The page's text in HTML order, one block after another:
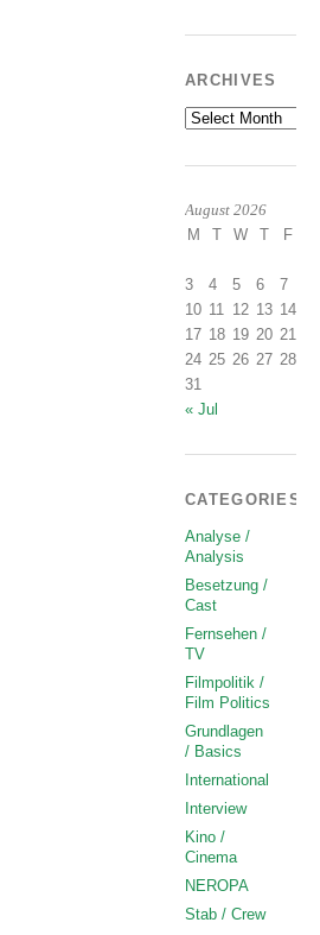
ARCHIVES
Archives
August 2026
M T W T F
3
4 5 6 7
10 11 12 13 14
17 18 19 20 21
24 25 26 27 28
31
« Jul
CATEGORIES
Analyse /
Analysis
Besetzung /
Cast
Fernsehen /
TV
Filmpolitik /
Film Politics
Grundlagen
/ Basics
International
Interview
Kino /
Cinema
NEROPA
Stab / Crew